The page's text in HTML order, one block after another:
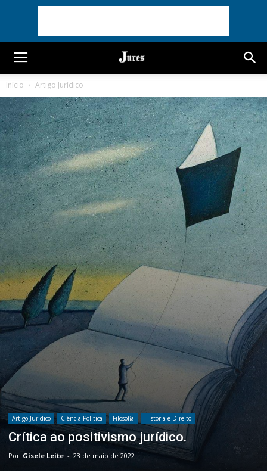
Início Artigo Jurídico
Artigo Jurídico Ciência Política Filosofia História e Direito
Crítica ao positivismo jurídico.
Por Gisele Leite - 23 de maio de 2022